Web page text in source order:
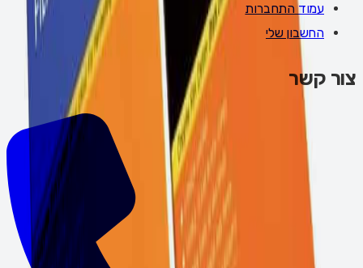
עמוד התחברות
החשבון שלי
צור קשר